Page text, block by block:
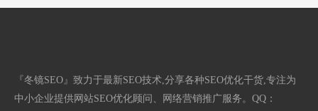
『冬镜SEO』致力于最新SEO技术,分享各种SEO优化干货,专注为
中小企业提供网站SEO优化顾问、网络营销推广服务。QQ：